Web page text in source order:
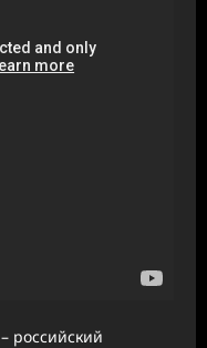
– российский